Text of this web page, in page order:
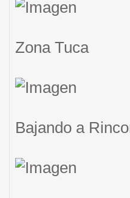
Zona Tuca
Bajando a